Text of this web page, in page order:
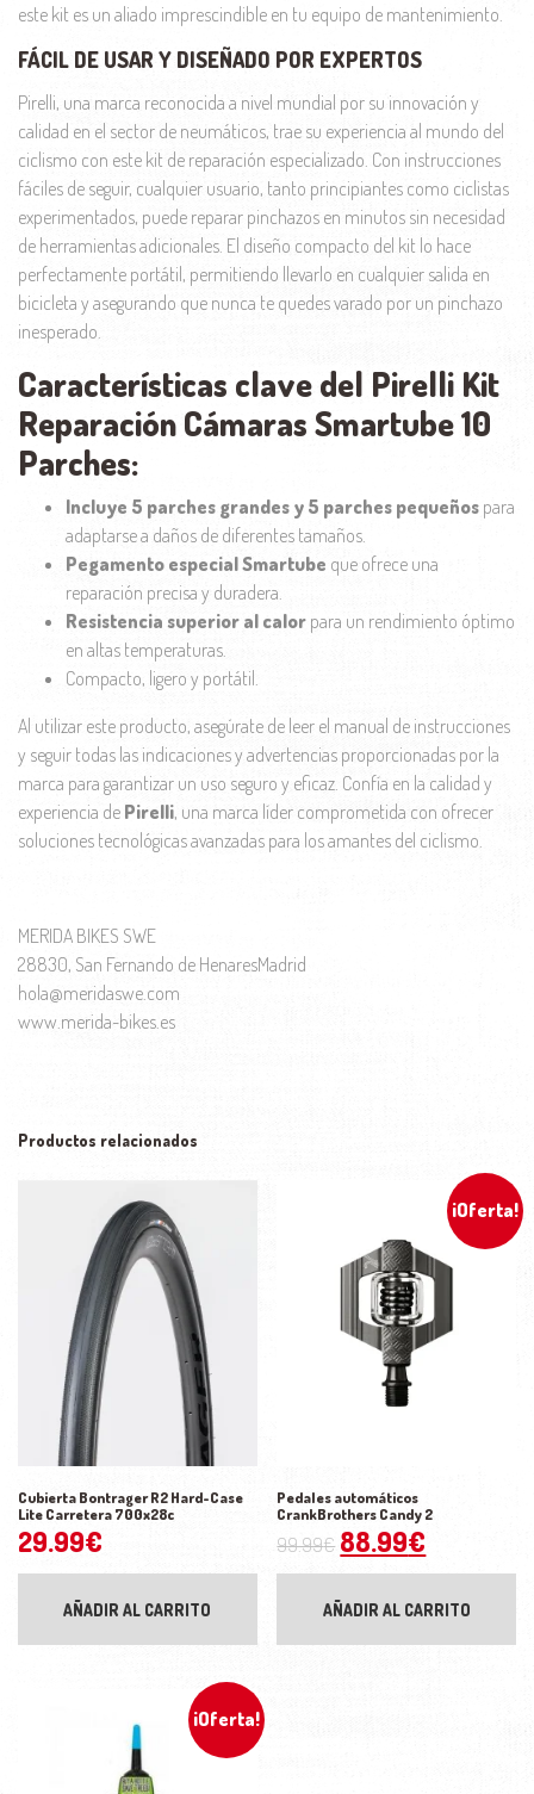
este kit es un aliado imprescindible en tu equipo de mantenimiento.
FÁCIL DE USAR Y DISEÑADO POR EXPERTOS
Pirelli, una marca reconocida a nivel mundial por su innovación y
calidad en el sector de neumáticos, trae su experiencia al mundo del
ciclismo con este kit de reparación especializado. Con instrucciones
fáciles de seguir, cualquier usuario, tanto principiantes como ciclistas
experimentados, puede reparar pinchazos en minutos sin necesidad
de herramientas adicionales. El diseño compacto del kit lo hace
perfectamente portátil, permitiendo llevarlo en cualquier salida en
bicicleta y asegurando que nunca te quedes varado por un pinchazo
inesperado.
Características clave del Pirelli Kit
Reparación Cámaras Smartube 10
Parches:
Incluye 5 parches grandes y 5 parches pequeños para
adaptarse a daños de diferentes tamaños.
Pegamento especial Smartube que ofrece una
reparación precisa y duradera.
Resistencia superior al calor para un rendimiento óptimo
en altas temperaturas.
Compacto, ligero y portátil.
Al utilizar este producto, asegúrate de leer el manual de instrucciones
y seguir todas las indicaciones y advertencias proporcionadas por la
marca para garantizar un uso seguro y eficaz. Confía en la calidad y
experiencia de Pirelli, una marca líder comprometida con ofrecer
soluciones tecnológicas avanzadas para los amantes del ciclismo.
MERIDA BIKES SWE
28830, San Fernando de HenaresMadrid
hola@meridaswe.com
www.merida-bikes.es
Productos relacionados
Cubierta Bontrager R2 Hard-Case
Lite Carretera 700x28c
29.99€
AÑADIR AL CARRITO
¡Oferta!
Pedales automáticos
CrankBrothers Candy 2
99.99€ El precio
88.99€
AÑADIR AL CARRITO
¡Oferta!